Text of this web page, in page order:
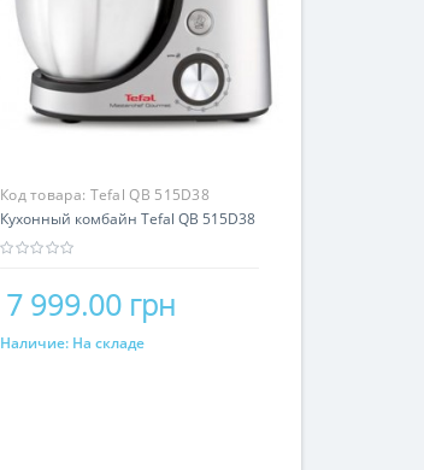
Код товара: Tefal QB 515D38
Кухонный комбайн Tefal QB 515D38
7 999.00 грн
Купить
Наличие: На складе